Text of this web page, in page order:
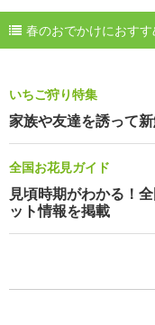
春のおでかけにおすす
いちご狩り特集
家族や友達を誘って
全国お花見ガイド
見頃時期がわかる！
ット情報を掲載